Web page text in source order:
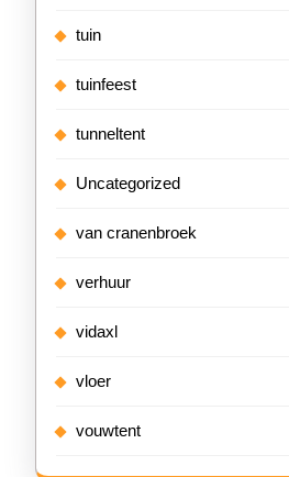
tuin
tuinfeest
tunneltent
Uncategorized
van cranenbroek
verhuur
vidaxl
vloer
vouwtent